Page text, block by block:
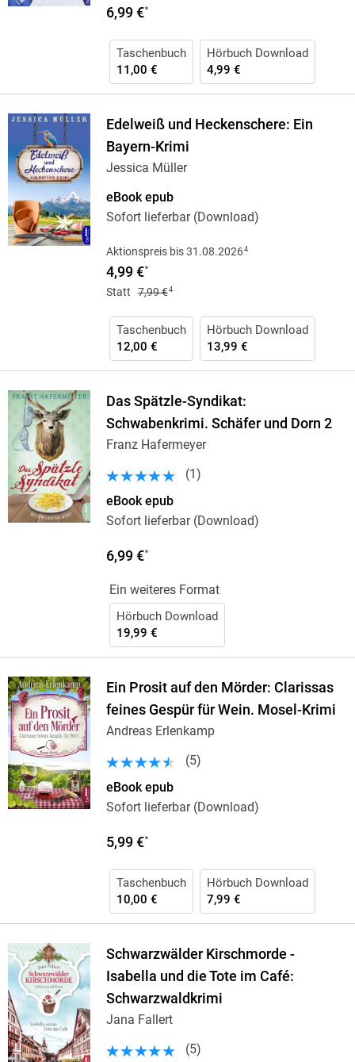
6,99 €*
Taschenbuch
11,00 €
Hörbuch Download
4,99 €
Edelweiß und Heckenschere: Ein
Bayern-Krimi
Jessica Müller
eBook epub
Sofort lieferbar (Download)
Aktionspreis bis 31.08.20264
4,99 €*
Statt 7,99 €4
Taschenbuch
12,00 €
Hörbuch Download
13,99 €
Das Spätzle-Syndikat:
Schwabenkrimi. Schäfer und Dorn 2
Franz Hafermeyer
(1 )
eBook epub
Sofort lieferbar (Download)
6,99 €*
Ein weiteres Format
Hörbuch Download
19,99 €
Ein Prosit auf den Mörder: Clarissas
feines Gespür für Wein. Mosel-Krimi
Andreas Erlenkamp
(5)
eBook epub
Sofort lieferbar (Download)
5,99 €*
Taschenbuch
10,00 €
Hörbuch Download
7,99 €
Schwarzwälder Kirschmorde -
Isabella und die Tote im Café:
Schwarzwaldkrimi
Jana Fallert
(5)